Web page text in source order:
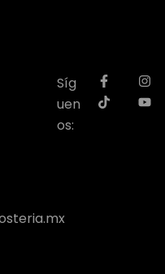
Síg
uen
os: